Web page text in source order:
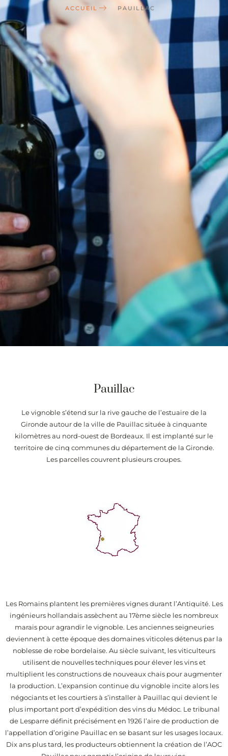
ACCUEIL PAUILLAC
Pauillac
Le vignoble s’étend sur la rive gauche de l’estuaire de la
Gironde autour de la ville de Pauillac située à cinquante
kilomètres au nord-ouest de Bordeaux. Il est implanté sur le
territoire de cinq communes du département de la Gironde.
Les parcelles couvrent plusieurs croupes.
Les Romains plantent les premières vignes durant l’Antiquité. Les
ingénieurs hollandais assèchent au 17ème siècle les nombreux
marais pour agrandir le vignoble. Les anciennes seigneuries
deviennent à cette époque des domaines viticoles détenus par la
noblesse de robe bordelaise. Au siècle suivant, les viticulteurs
utilisent de nouvelles techniques pour élever les vins et
multiplient les constructions de nouveaux chais pour augmenter
la production. L’expansion continue du vignoble incite alors les
négociants et les courtiers à s’installer à Pauillac qui devient le
plus important port d’expédition des vins du Médoc. Le tribunal
de Lesparre définit précisément en 1926 l’aire de production de
l’appellation d’origine Pauillac en se basant sur les usages locaux.
Dix ans plus tard, les producteurs obtiennent la création de l’AOC